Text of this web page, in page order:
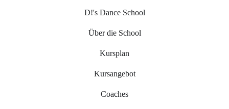
D!'s Dance School
Über die School
Kursplan
Kursangebot
Coaches